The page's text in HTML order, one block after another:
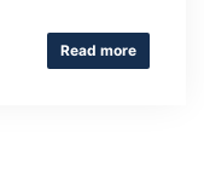
Read more